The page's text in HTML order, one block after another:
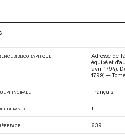
BIBLIOGRAPHIQUE
Adresse de
équipé et
avril 1794).
1799) —
PRINCIPALE Français
DE PAGES 1
PAGE 639